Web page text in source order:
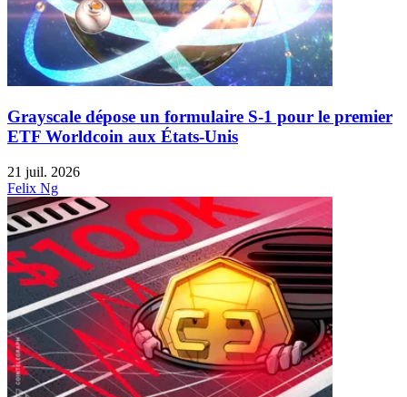
Grayscale dépose un formulaire S-1 pour le premier
ETF Worldcoin aux États-Unis
21 juil. 2026
Felix Ng